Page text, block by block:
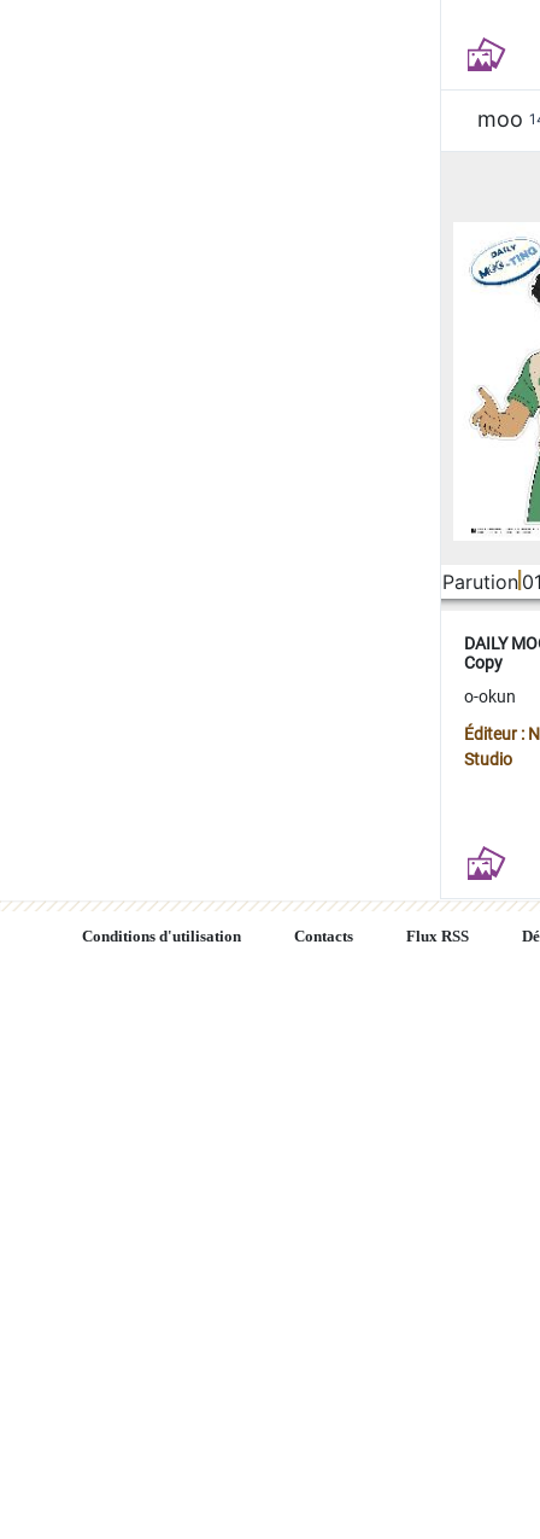
moo
Parution
DAILY
Copy
o-okun
Éditeur :
Studio
Conditions d'utilisation Contacts Flux RSS